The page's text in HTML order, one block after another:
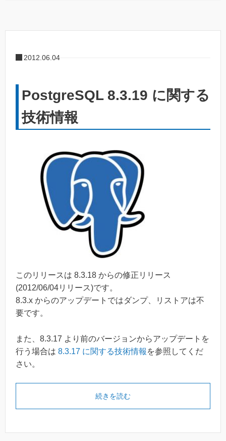
2012.06.04
PostgreSQL 8.3.19 に関する
技術情報
このリリースは 8.3.18 からの修正リリース
(2012/06/04リリース)です。
8.3.x からのアップデートではダンプ、リストアは不
要です。
また、8.3.17 より前のバージョンからアップデートを
行う場合は 8.3.17 に関する技術情報 を参照してくだ
さい。
続きを読む